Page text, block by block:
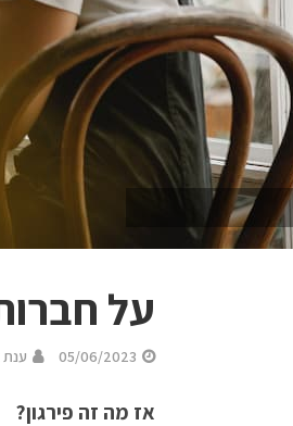
על
05/06/2023 ענת
אז מה זה פירגון?